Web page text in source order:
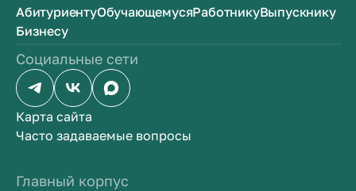
АбитуриентуОбучающемусяРаботникуВыпускнику
Бизнесу
Социальные сети
Карта сайта
Часто задаваемые вопросы
Главный корпус